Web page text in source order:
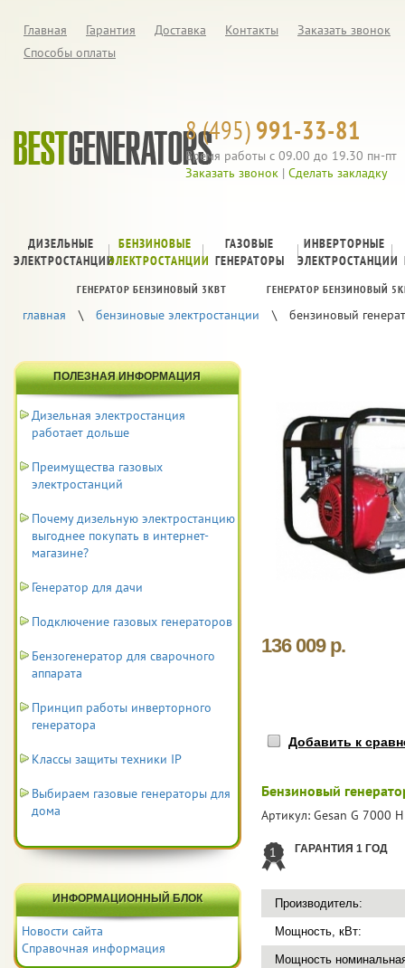
Главная Гарантия Доставка Контакты
Заказать звонок
Способы оплаты
8 (495)991-33-81
Время работы с 09.00 до 19.30 пн-пт
Заказать звонок | Сделать закладку
ДИЗЕЛЬНЫЕ
ЭЛЕКТРОСТАНЦИИ
БЕНЗИНОВЫЕ
ЭЛЕКТРОСТАНЦИИ
ГЕНЕРАТОР БЕНЗИНОВЫЙ 3КВТ ГЕНЕРАТОР БЕНЗИНОВЫЙ
ГАЗОВЫЕ
ГЕНЕРАТОРЫ
ИНВЕРТОРНЫЕ
ЭЛЕКТРОСТАНЦИИ
главная \ бензиновые электростанции \ бензиновый
136 009 р.
Добавить к
Бензиновый
Артикул: Gesan G 7000
1 ГАРАНТИЯ 1 ГОД
Производитель:
Мощность, кВт:
Мощность
ПОЛЕЗНАЯ ИНФОРМАЦИЯ
Дизельная электростанция
работает дольше
Преимущества газовых
электростанций
Почему дизельную электростанцию
выгоднее покупать в интернет-
магазине?
Генератор для дачи
Подключение газовых генераторов
Бензогенератор для сварочного
аппарата
Принцип работы инверторного
генератора
Классы защиты техники IP
Выбираем газовые генераторы для
дома
ИНФОРМАЦИОННЫЙ БЛОК
Новости сайта
Справочная информация